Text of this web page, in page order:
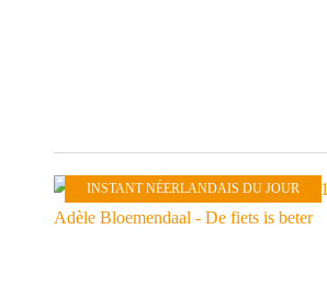
INSTANT NÉERLANDAIS DU JOUR